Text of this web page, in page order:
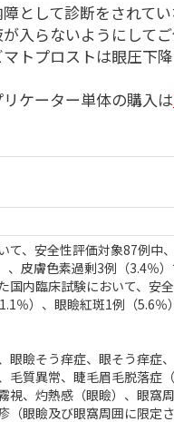
として診断をされて
入らないようにしてご
トプロストは眼圧下降
リケーター単体の購入は
、安全性評価対象87例中
皮膚色素過剰3例（3.4％）
国内臨床試験において、安
％）、眼瞼紅斑1例（5.6％
瞼そう痒症、眼そう痒症
質異常、睫毛眉毛脱落症
、灼熱感（眼瞼）、眼窩
（眼瞼及び眼窩周囲に限定